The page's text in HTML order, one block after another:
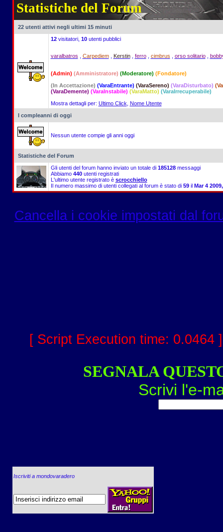
Statistiche del Forum
22 utenti attivi negli ultimi 15 minuti
12visitatori, 10utenti pubblici
varalbatros Carpediem, Kerstin, ferro, cimbrus orso solitario,
(Admin) (Amministratore) (Moderatore) (Fondatore)
(In Accettazione) (VaraEntrante) (VaraSereno) (VaraDisturbato)
(VaraDemente) (VaraInstabile) (VaraMatto) (VaraIrrecuperabile)
Mostra dettagli per: Ultimo Click Nome Utente
I compleanni di oggi
Nessun utente compie gli anni oggi
Statistiche del Forum
Gli utenti del forum hanno inviato un totale di 185128messaggi
Abbiamo 440utenti registrati
L'ultimo utente registrato è scrocchiello
Il numero massimo di utenti collegati al forum è stato di 59il Mar 4
Cancella i cookie impostati dal
[ Script Execution time:
SEGNALA
Scrivi l'e-
Iscriviti a mondovaradero